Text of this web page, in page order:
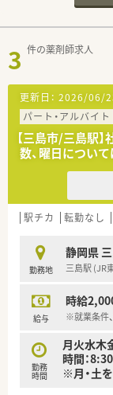
3 件の薬剤師求人
更新日： 2026/06/
パート・アルバイト
【三島市/三島駅
数、曜日につい
駅チカ 転勤なし
勤務地
静岡県
三島駅 (JR
給与
時給
※就業条件
勤務
時間
月火水木
時間：
※月・土